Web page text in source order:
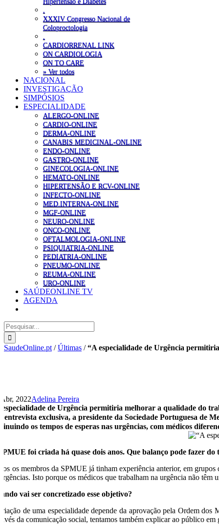
XXXIV Congresso Nacional de
Coloproctologia
CARDIORRENAL LINK
ON CARDIOLOGIA
ON TO CARE
» Ver todos
NACIONAL
INVESTIGAÇÃO
SIMPÓSIOS
ESPECIALIDADE
ALERGO-ONLINE
CARDIO-ONLINE
DERMA-ONLINE
CANABIS MEDICINAL-ONLINE
ENDO-ONLINE
GASTRO-ONLINE
GINECOLOGIA-ONLINE
HEMATO-ONLINE
HIPERTENSÃO E RCV-ONLINE
INFECTO-ONLINE
MED.INTERNA-ONLINE
MGF-ONLINE
NEURO-ONLINE
ONCO-ONLINE
OFTALMOLOGIA-ONLINE
PSIQUIATRIA-ONLINE
PEDIATRIA-ONLINE
PNEUMO-ONLINE
REUMA-ONLINE
URO-ONLINE
SAÚDEONLINE TV
AGENDA
Pesquisar
SaudeOnline.pt /Últimas /“A especialidade de Urgência
2022Adelina Pereira
especialidade de Urgência permitiria melhorar a qualidade do
entrevista exclusiva, a presidente da Sociedade Portuguesa de
os tempos de esperas nas urgências, com médicos
foi criada há quase dois anos. Que balanço pode fazer do
os membros da SPMUE já tinham experiência anterior, em
Isto porque os médicos que trabalham na urgência não
vai ser concretizado esse objetivo?
de uma especialidade depende da aprovação pela Ordem dos
da comunicação social, tentamos também explicar ao público